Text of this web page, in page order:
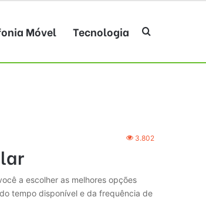
Móvel Tecnologia Procurar por
3.802
a escolher as melhores opções
tempo disponível e da frequência de